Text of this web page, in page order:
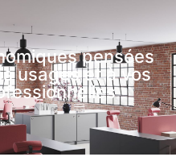
pensées
usages et à vos